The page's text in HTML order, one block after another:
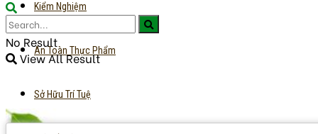
Kiểm Nghiệm
An Toàn Thực Phẩm
Sở Hữu Trí Tuệ
No Result
View All Result